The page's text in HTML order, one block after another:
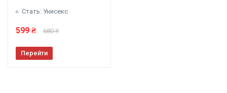
Стать: Унисекс
599 ₴ 680 ₴
Перейти